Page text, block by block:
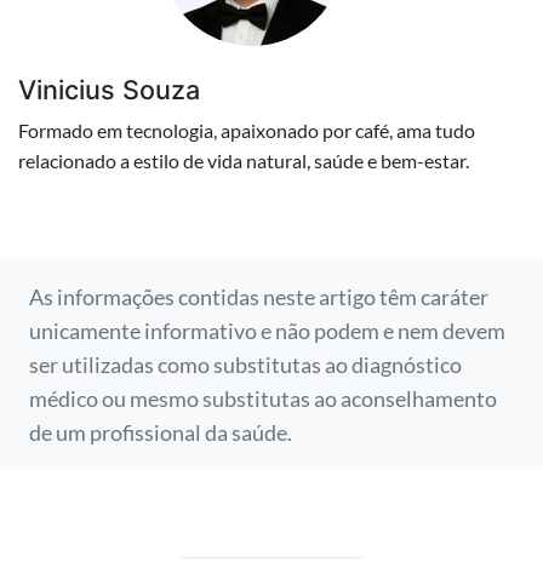
Vinicius Souza
Formado em tecnologia, apaixonado por café, ama tudo
relacionado a estilo de vida natural, saúde e bem-estar.
As informações contidas neste artigo têm caráter
unicamente informativo e não podem e nem devem
ser utilizadas como substitutas ao diagnóstico
médico ou mesmo substitutas ao aconselhamento
de um profissional da saúde.